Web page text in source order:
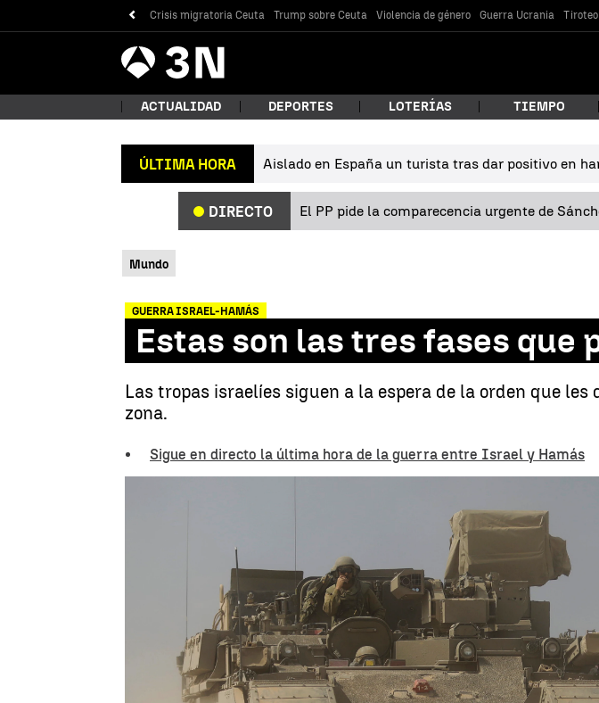
Crisis migratoria Ceuta Trump sobre Ceuta Violencia de género Guerra Ucrania Tiroteo
Antena
3 Noticias
¿Qué estás buscando?
ACTUALIDAD DEPORTES LOTERÍAS TIEMPO
ÚLTIMA HORA Aislado en España un turista tras dar positivo en
DIRECTO El PP pide la comparecencia urgente de
Mundo
GUERRA ISRAEL-HAMÁS
Estas son las tres fases
Las tropas israelíes siguen a la espera de la orden que
zona.
Sigue en directo la última hora de la guerra entre Israel y Hamás